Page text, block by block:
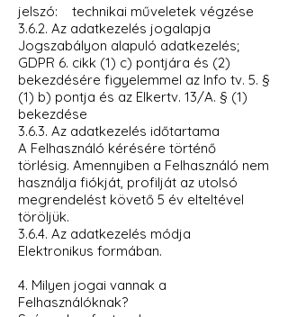
jelszó: technikai műveletek végzése
3.6.2. Az adatkezelés jogalapja
Jogszabályon alapuló adatkezelés;
GDPR 6. cikk (1) c) pontjára és (2)
bekezdésére figyelemmel az Info tv. 5. §
(1) b) pontja és az Elkertv. 13/A. § (1)
bekezdése
3.6.3. Az adatkezelés időtartama
A Felhasználó kérésére történő
törlésig. Amennyiben a Felhasználó nem
használja fiókját, profilját az utolsó
megrendelést követő 5 év elteltével
töröljük.
3.6.4. Az adatkezelés módja
Elektronikus formában.
4. Milyen jogai vannak a
Felhasználóknak?